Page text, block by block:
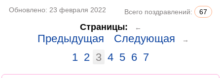
Обновлено: 23 февраля 2022 Всего поздравлений: 67
Страницы: ←
Предыдущая Следующая →
1 2 3 4 5 6 7